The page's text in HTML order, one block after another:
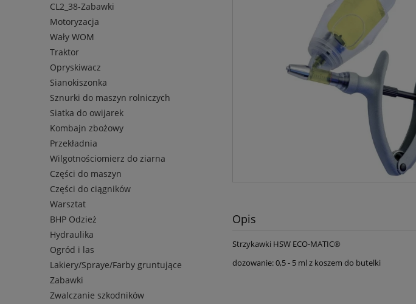
CL2_38-Zabawki
Motoryzacja
Wały WOM
Traktor
Opryskiwacz
Sianokiszonka
Sznurki do maszyn rolniczych
Siatka do owijarek
Kombajn zbożowy
Przekładnia
Wilgotnościomierz do ziarna
Części do maszyn
Części do ciągników
Warsztat
BHP Odzież
Hydraulika
Ogród i las
Lakiery/Spraye/Farby gruntujące
Zabawki
Zwalczanie szkodników
Opis
Strzykawki HSW ECO-MATIC®
dozowanie: 0,5 - 5 ml z koszem do butelki